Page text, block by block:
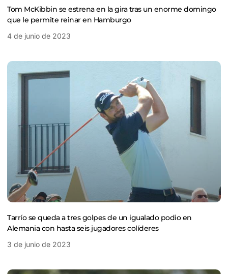
Tom McKibbin se estrena en la gira tras un enorme domingo
que le permite reinar en Hamburgo
4 de junio de 2023
Tarrío se queda a tres golpes de un igualado podio en
Alemania con hasta seis jugadores colíderes
3 de junio de 2023